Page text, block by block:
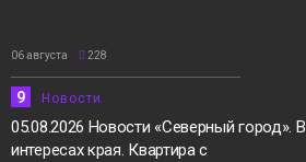
06 августа 228
9 Новости
05.08.2026 Новости «Северный город». В
интересах края. Квартира с